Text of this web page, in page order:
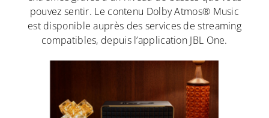
pouvez sentir. Le contenu Dolby Atmos® Music
est disponible auprès des services de streaming
compatibles, depuis l’application JBL One.